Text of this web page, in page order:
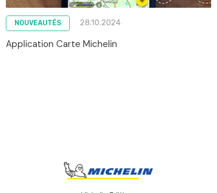
NOUVEAUTÉS 28.10.2024
Application Carte Michelin